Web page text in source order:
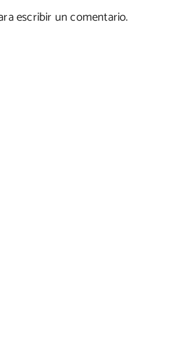
escribir un comentario.